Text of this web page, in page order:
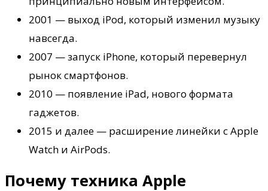
2001 — выход iPod, который изменил музыку
навсегда.
2007 — запуск iPhone, который перевернул
рынок смартфонов.
2010 — появление iPad, нового формата
гаджетов.
2015 и далее — расширение линейки с Apple
Watch и AirPods.
Почему техника Apple